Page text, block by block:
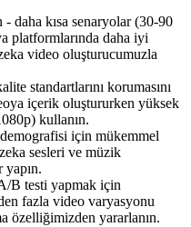
daha kısa senaryolar (30-90
platformlarında daha iyi
video oluşturucumuzla
standartlarını korumasını
içerik oluştururken yüksek
kullanın.
için mükemmel
sesleri ve müzik
yapın.
B testi yapmak için
fazla video varyasyonu
özelliğimizden yararlanın.